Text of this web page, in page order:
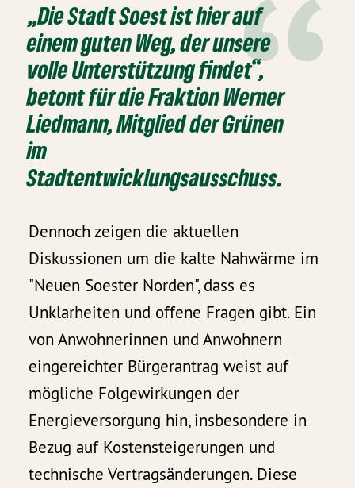
„Die Stadt Soest ist hier auf
einem guten Weg, der unsere
volle Unterstützung findet“,
betont für die Fraktion Werner
Liedmann, Mitglied der Grünen
im
Stadtentwicklungsausschuss.
Dennoch zeigen die aktuellen
Diskussionen um die kalte Nahwärme im
"Neuen Soester Norden", dass es
Unklarheiten und offene Fragen gibt. Ein
von Anwohnerinnen und Anwohnern
eingereichter Bürgerantrag weist auf
mögliche Folgewirkungen der
Energieversorgung hin, insbesondere in
Bezug auf Kostensteigerungen und
technische Vertragsänderungen. Diese